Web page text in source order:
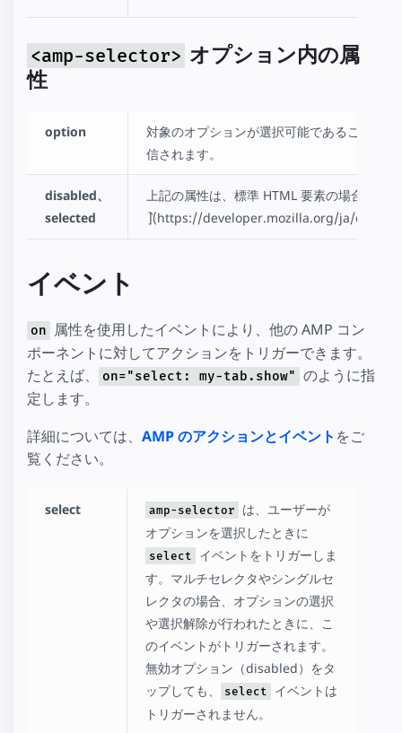
<amp-selector> オプション内の属
性
option
対象のオプションが選択可能であることを
信されます。
disabled、
selected
上記の属性は、標準 HTML 要素の場合と同
イベント
on
属性を使用したイベントにより、他の AMP コン
ポーネントに対してアクションをトリガーできます。
たとえば、
on="select: my-tab.show" のように指
定します。
詳細については、 AMP のアクションとイベント をご
覧ください。
select amp-selector
は、ユーザーが
オプションを選択したときに
select
イベントをトリガーしま
す。マルチセレクタやシングルセ
レクタの場合、オプションの選択
や選択解除が行われたときに、こ
のイベントがトリガーされます。
無効オプション（disabled）をタ
ップしても、
select
イベントは
トリガーされません。